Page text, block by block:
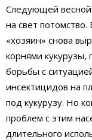
Следующей весной
на свет
«хозяин» снова
корнями кукурузы,
борьбы с
инсектицидов на
под кукурузу. Но
проблем с этим
длительного